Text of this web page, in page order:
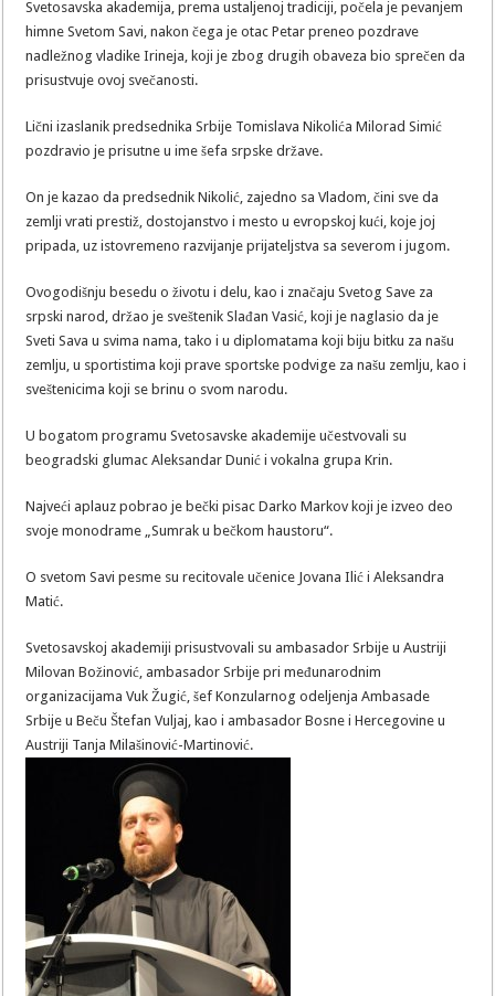
Svetosavska akademija, prema ustaljenoj tradiciji, počela je pevanjem
himne Svetom Savi, nakon čega je otac Petar preneo pozdrave
nadležnog vladike Irineja, koji je zbog drugih obaveza bio sprečen da
prisustvuje ovoj svečanosti.
Lični izaslanik predsednika Srbije Tomislava Nikolića Milorad Simić
pozdravio je prisutne u ime šefa srpske države.
On je kazao da predsednik Nikolić, zajedno sa Vladom, čini sve da
zemlji vrati prestiž, dostojanstvo i mesto u evropskoj kući, koje joj
pripada, uz istovremeno razvijanje prijateljstva sa severom i jugom.
Ovogodišnju besedu o životu i delu, kao i značaju Svetog Save za
srpski narod, držao je sveštenik Slađan Vasić, koji je naglasio da je
Sveti Sava u svima nama, tako i u diplomatama koji biju bitku za našu
zemlju, u sportistima koji prave sportske podvige za našu zemlju, kao i
sveštenicima koji se brinu o svom narodu.
U bogatom programu Svetosavske akademije učestvovali su
beogradski glumac Aleksandar Dunić i vokalna grupa Krin.
Najveći aplauz pobrao je bečki pisac Darko Markov koji je izveo deo
svoje monodrame „Sumrak u bečkom haustoru“.
O svetom Savi pesme su recitovale učenice Jovana Ilić i Aleksandra
Matić.
Svetosavskoj akademiji prisustvovali su ambasador Srbije u Austriji
Milovan Božinović, ambasador Srbije pri međunarodnim
organizacijama Vuk Žugić, šef Konzularnog odeljenja Ambasade
Srbije u Beču Štefan Vuljaj, kao i ambasador Bosne i Hercegovine u
Austriji Tanja Milašinović-Martinović.